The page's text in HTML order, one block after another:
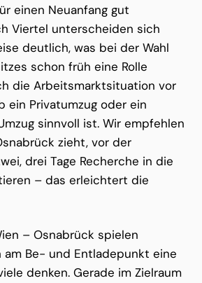
einen Neuanfang gut
Viertel unterscheiden sich
deutlich, was bei der Wahl
schon früh eine Rolle
die Arbeitsmarktsituation vor
ein Privatumzug oder ein
sinnvoll ist. Wir empfehlen
zieht, vor der
drei Tage Recherche in die
– das erleichtert die
– Osnabrück spielen
am Be- und Entladepunkt eine
denken. Gerade im Zielraum